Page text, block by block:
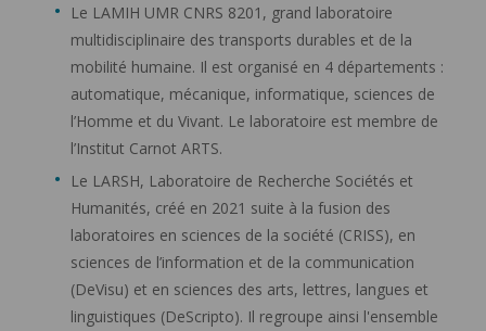
Le LAMIH UMR CNRS 8201, grand laboratoire
multidisciplinaire des transports durables et de la
mobilité humaine. Il est organisé en 4 départements :
automatique, mécanique, informatique, sciences de
l’Homme et du Vivant. Le laboratoire est membre de
l’Institut Carnot ARTS.
Le LARSH, Laboratoire de Recherche Sociétés et
Humanités, créé en 2021 suite à la fusion des
laboratoires en sciences de la société (CRISS), en
sciences de l’information et de la communication
(DeVisu) et en sciences des arts, lettres, langues et
linguistiques (DeScripto). Il regroupe ainsi l'ensemble